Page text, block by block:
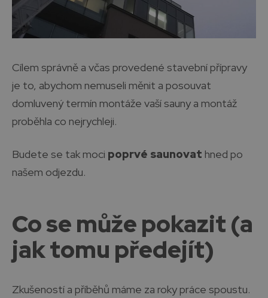
Cílem správně a včas provedené stavební přípravy
je to, abychom nemuseli měnit a posouvat
domluvený termín montáže vaší sauny a montáž
proběhla co nejrychleji.
Budete se tak moci poprvé saunovat hned po
našem odjezdu.
Co se může pokazit (a
jak tomu předejít)
Zkušeností a příběhů máme za roky práce spoustu.